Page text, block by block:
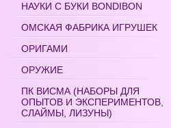
НАУКИ С БУКИ BONDIBON
ОМСКАЯ ФАБРИКА ИГРУШЕК
ОРИГАМИ
ОРУЖИЕ
ПК ВИСМА (НАБОРЫ ДЛЯ
ОПЫТОВ И ЭКСПЕРИМЕНТОВ,
СЛАЙМЫ, ЛИЗУНЫ)